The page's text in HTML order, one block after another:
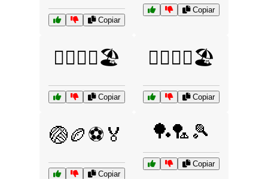
Copiar
Copiar
🏊‍♀️🏄‍♂️🏖️
Copiar
🏊‍♂️🏄‍♀️🏖️
Copiar
🏐🏉⚽🏅
Copiar
🏓🏸🎾
Copiar